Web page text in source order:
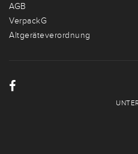
AGB
VerpackG
Altgeräteverordnung